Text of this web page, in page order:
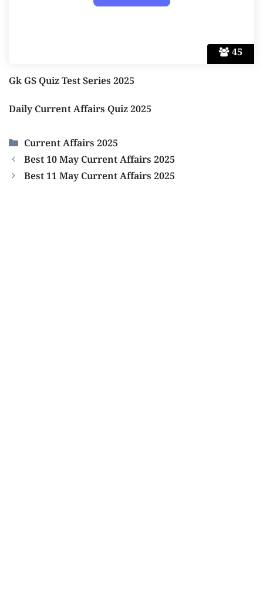
45
Gk GS Quiz Test Series 2025
Daily Current Affairs Quiz 2025
Categories
Current Affairs 2025
Best 10 May Current Affairs 2025
Best 11 May Current Affairs 2025